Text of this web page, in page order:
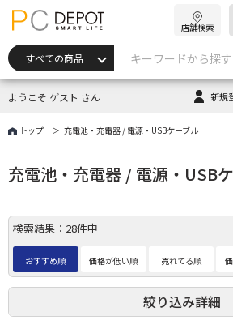
店舗検索
ようこそ ゲスト さん 新規
トップ 充電池・充電器 / 電源・USBケーブル
充電池・充電器 / 電源・USB
絞り込み詳細
検索結果：28件中
おすすめ順 価格が低い順 売れてる順